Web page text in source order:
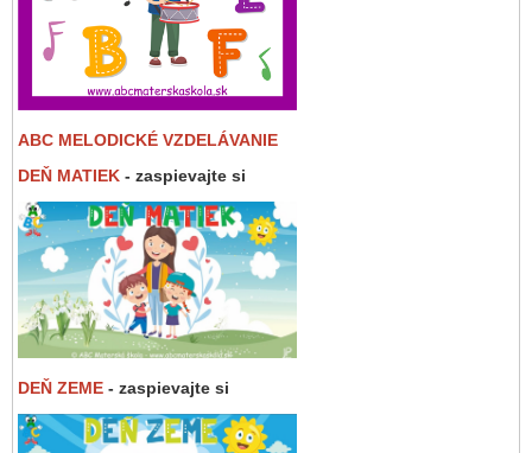
ABC MELODICKÉ VZDELÁVANIE
DEŇ MATIEK - zaspievajte si
DEŇ ZEME - zaspievajte si